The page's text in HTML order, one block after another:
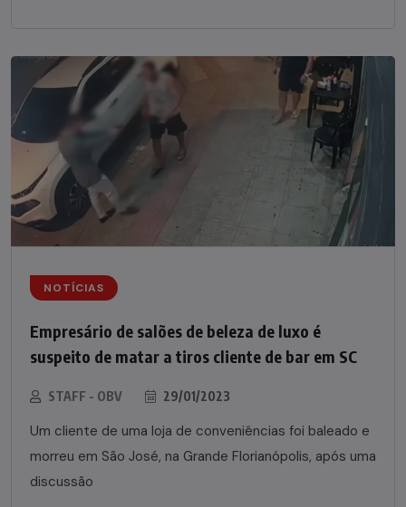
NOTÍCIAS
Empresário de salões de beleza de luxo é
suspeito de matar a tiros cliente de bar em SC
STAFF - OBV 29/01/2023
Um cliente de uma loja de conveniências foi baleado e
morreu em São José, na Grande Florianópolis, após uma
discussão